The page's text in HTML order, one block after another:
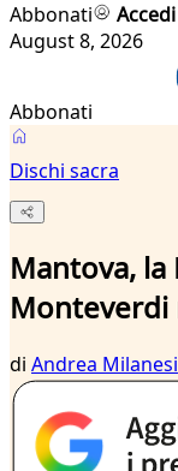
Abbonati
Accedi
August 8, 2026
Abbonati
Dischi sacra
Mantova,
Monteverdi
di Andrea Milanesi